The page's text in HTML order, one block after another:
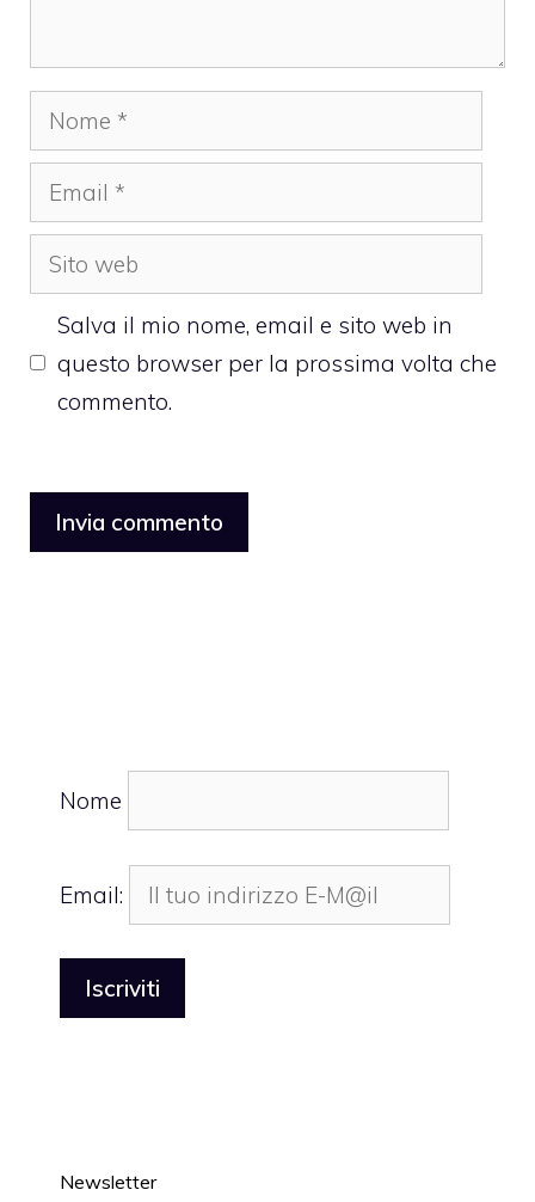
Nome
Email
Sito
web
Salva il mio nome, email e sito web in
questo browser per la prossima volta che
commento.
Nome
Email:
Newsletter